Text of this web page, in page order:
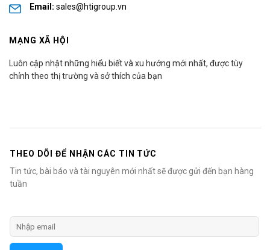
Email: sales@htigroup.vn
MẠNG XÃ HỘI
Luôn cập nhật những hiểu biết và xu hướng mới nhất, được tùy
chỉnh theo thị trường và sở thích của bạn
THEO DÕI ĐỂ NHẬN CÁC TIN TỨC
Tin tức, bài báo và tài nguyên mới nhất sẽ được gửi đến bạn hàng
tuần